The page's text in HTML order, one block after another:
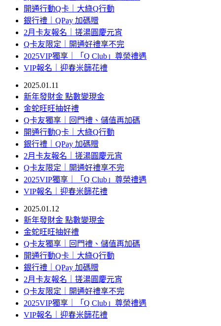
開通行動Q卡｜大綠Q行動
銀行禮｜QPay 加碼贈
2月卡友報名｜搓湯圓慶元宵
Q卡友限定｜開通好禮享不完
2025VIP獨享｜「Q Club」尊榮禮遇
VIP報名｜迎春米篩花禮
2025.01.11
新年發財金 點數變現金
金蛇旺旺抽好禮
Q卡友獨享｜回門禮、儲值再加碼
開通行動Q卡｜大綠Q行動
銀行禮｜QPay 加碼贈
2月卡友報名｜搓湯圓慶元宵
Q卡友限定｜開通好禮享不完
2025VIP獨享｜「Q Club」尊榮禮遇
VIP報名｜迎春米篩花禮
2025.01.12
新年發財金 點數變現金
金蛇旺旺抽好禮
Q卡友獨享｜回門禮、儲值再加碼
開通行動Q卡｜大綠Q行動
銀行禮｜QPay 加碼贈
2月卡友報名｜搓湯圓慶元宵
Q卡友限定｜開通好禮享不完
2025VIP獨享｜「Q Club」尊榮禮遇
VIP報名｜迎春米篩花禮